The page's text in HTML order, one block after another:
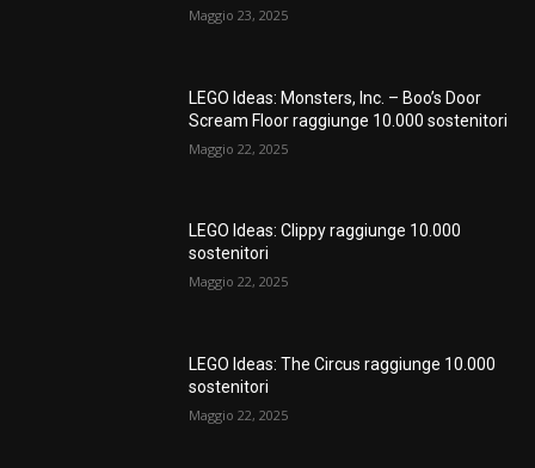
Maggio 23, 2025
LEGO Ideas: Monsters, Inc. – Boo’s Door
Scream Floor raggiunge 10.000 sostenitori
Maggio 22, 2025
LEGO Ideas: Clippy raggiunge 10.000
sostenitori
Maggio 22, 2025
LEGO Ideas: The Circus raggiunge 10.000
sostenitori
Maggio 22, 2025